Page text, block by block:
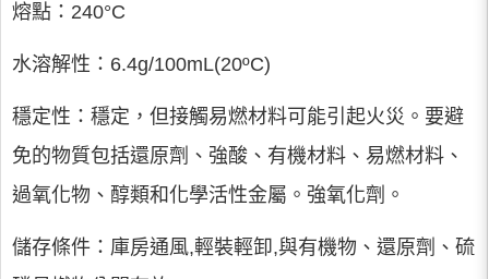
熔點：240°C
水溶解性：6.4g/100mL(20ºC)
穩定性：穩定，但接觸易燃材料可能引起火災。要避
免的物質包括還原劑、強酸、有機材料、易燃材料、
過氧化物、醇類和化學活性金屬。強氧化劑。
儲存條件：庫房通風,輕裝輕卸,與有機物、還原劑、硫